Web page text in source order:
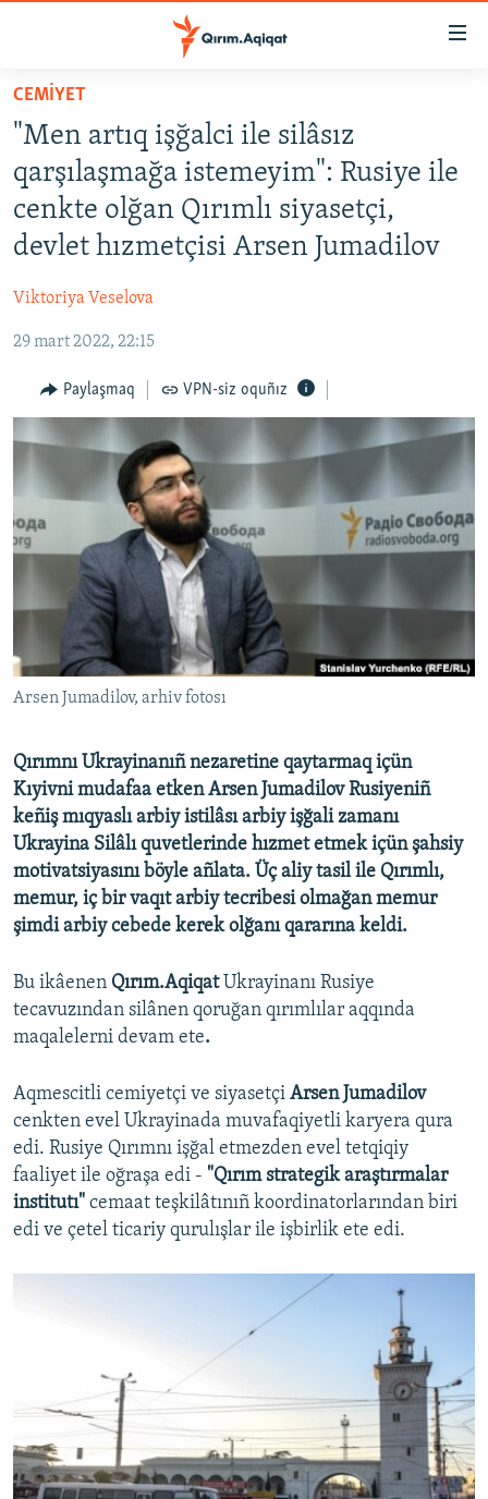
Esas
qaytmaq
Baş
navigatsiyağa
qaytmaq
Qıdıruvğa
HABERLER
SİYASET
İQTİSADİYAT
CEMİYET
İNSAN AQLARI
VİDEO
SÜRET
BLOGLAR
FİKİR
Русский
Українською
QOŞULIÑIZ!
CEMİYET
"Men artıq işğalci ile silâsız
qarşılaşmağa istemeyim": Rusiye ile
cenkte olğan Qırımlı siyasetçi,
devlet hızmetçisi Arsen Jumadilov
Viktoriya Veselova
29 mart 2022, 22:15
Paylaşmaq VPN-siz oquñız
Arsen Jumadilov, arhiv fotosı
Qırımnı Ukrayinanıñ nezaretine qaytarmaq içün
Kıyivni mudafaa etken Arsen Jumadilov Rusiyeniñ
keñiş mıqyaslı arbiy istilâsı arbiy işğali zamanı
Ukrayina Silâlı quvetlerinde hızmet etmek içün şahsiy
motivatsiyasını böyle añlata. Üç aliy tasil ile Qırımlı,
memur, iç bir vaqıt arbiy tecribesi olmağan memur
şimdi arbiy cebede kerek olğanı qararına keldi.
Bu ikâenen Qırım.AqiqatUkrayinanı Rusiye
tecavuzından silânen qoruğan qırımlılar aqqında
maqalelerni devam ete.
Aqmescitli cemiyetçi ve siyasetçi Arsen Jumadilov
cenkten evel Ukrayinada muvafaqiyetli karyera qura
edi. Rusiye Qırımnı işğal etmezden evel tetqiqiy
faaliyet ile oğraşa edi - "Qırım strategik araştırmalar
institutı" cemaat teşkilâtınıñ koordinatorlarından biri
edi ve çetel ticariy qurulışlar ile işbirlik ete edi.